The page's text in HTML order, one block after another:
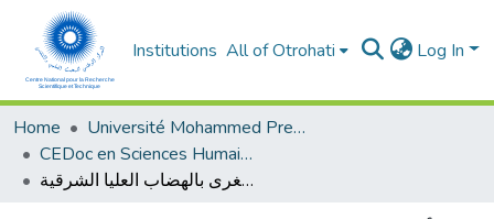
Institutions All of Otrohati Log In
Home
Université Mohammed Premier - Oujda
CEDoc en Sciences Humaines, Sciences Sociales et Sciences de l’Education
أزمة المراكز الصغرى بالهضاب العليا الشرقية